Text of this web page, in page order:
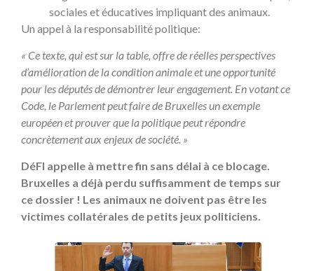
sociales et éducatives impliquant des animaux.
Un appel à la responsabilité politique:
« Ce texte, qui est sur la table, offre de réelles perspectives
d’amélioration de la condition animale et une opportunité
pour les députés de démontrer leur engagement. En votant ce
Code, le Parlement peut faire de Bruxelles un exemple
européen et prouver que la politique peut répondre
concrètement aux enjeux de société. »
DéFI appelle à mettre fin sans délai à ce blocage.
Bruxelles a déjà perdu suffisamment de temps sur
ce dossier ! Les animaux ne doivent pas être les
victimes collatérales de petits jeux politiciens.